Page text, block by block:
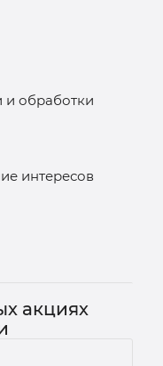
и обработки
интересов
акциях